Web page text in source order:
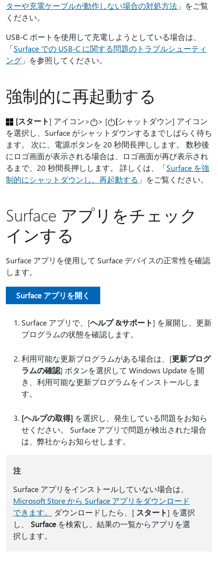
ターや充電ケーブルが動作しない場合の対処方法 」をご覧
ください。
USB-C ポートを使用して充電しようとしている場合は、
「Surface での USB-C に関する問題のトラブルシューティ
ング 」を参照してください。
強制的に再起動する
[スタート] アイコン> > [ [シャットダウン] アイコン
を選択し、Surface がシャットダウンするまでしばらく待ち
ます。
次に、電源ボタンを 20 秒間長押しします。 数秒後
にロゴ画面が表示される場合は、ロゴ画面が再び表示され
るまで、20 秒間長押しします。 詳しくは、「Surface を強
制的にシャットダウンし、再起動する 」をご覧ください。
Surface アプリをチェック
インする
Surface アプリを使用して Surface デバイスの正常性を確認
します。
Surface アプリを開く
Surface アプリで、[ヘルプ &サポート] を展開し、更新
プログラムの状態を確認します。
利用可能な更新プログラムがある場合は、[更新プログ
ラムの確認] ボタンを選択して Windows Update を開
き、利用可能な更新プログラムをインストールしま
す。
[ヘルプの取得] を選択し、発生している問題をお知ら
せください。 Surface アプリで問題が検出された場合
は、弊社からお知らせします。
注
Surface アプリをインストールしていない場合は、
Microsoft Store から Surface アプリをダウンロード
できます。
ダウンロードしたら、[ スタート] を選択
し、 Surfaceを検索し、結果の一覧からアプリを選
択します。